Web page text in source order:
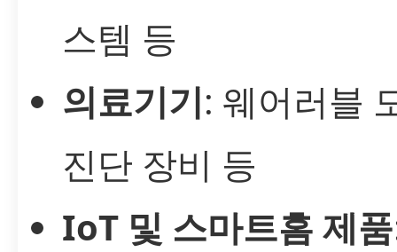
스템 등
의료기기: 웨어러블
진단 장비 등
IoT 및 스마트홈 제품